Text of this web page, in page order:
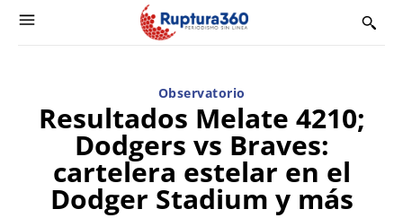
Observatorio
Resultados Melate 4210;
Dodgers vs Braves:
cartelera estelar en el
Dodger Stadium y más